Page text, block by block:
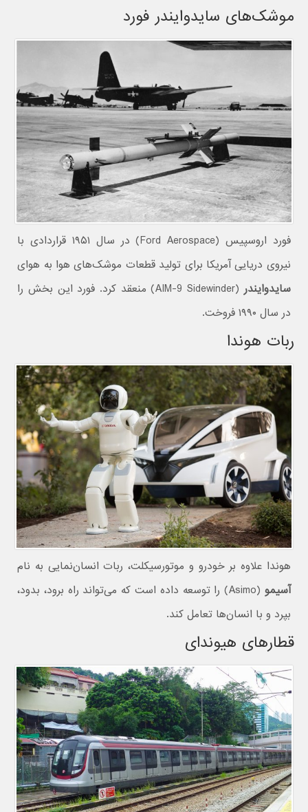
موشک‌های سایدوایندر فورد
فورد اروسپیس (Ford Aerospace) در سال ۱۹۵۱ قراردادی با
نیروی دریایی آمریکا برای تولید قطعات موشک‌های هوا به هوای
سایدوایندر
(AIM-9 Sidewinder) منعقد کرد. فورد این بخش را
در سال ۱۹۹۰ فروخت.
ربات هوندا
هوندا علاوه بر خودرو و موتورسیکلت، ربات انسان‌نمایی به نام
آسیمو
(Asimo) را توسعه داده است که می‌تواند راه برود، بدود،
بپرد و با انسان‌ها تعامل کند.
قطارهای هیوندای